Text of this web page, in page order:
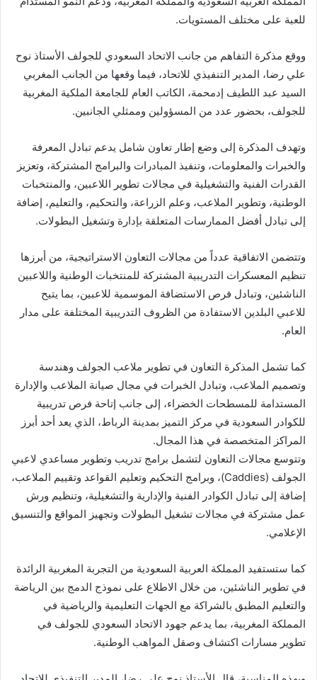
للعبة على مختلف المستويات.
ووقع مذكرة التفاهم من جانب الاتحاد السعودي للجولف الأستاذ نوح
علي رضا، المدير التنفيذي للاتحاد، فيما وقعها من الجانب المغربي
السيد عبد اللطيف إدمحمة، الكاتب العام للجامعة الملكية المغربية
للجولف، بحضور عدد من المسؤولين وممثلي الجانبين.
وتهدف المذكرة إلى وضع إطار تعاون شامل يدعم تبادل المعرفة
والخبرات والمعلومات، وتنفيذ المبادرات والبرامج المشتركة، وتعزيز
القدرات الفنية والتشغيلية في مجالات تطوير اللاعبين، والمنتخبات
الوطنية، وتطوير الملاعب، وعلم الزراعة، والتحكيم، والتعليم، إضافة
إلى تبادل أفضل الممارسات المتعلقة بإدارة وتشغيل البطولات.
وتتضمن الاتفاقية عدداً من مجالات التعاون الاستراتيجية، من أبرزها
تنظيم المعسكرات التدريبية المشتركة للمنتخبات الوطنية واللاعبين
الناشئين، وتبادل فرص الاستضافة الموسمية للاعبين، بما يتيح
للاعبي البلدين الاستفادة من الظروف التدريبية المختلفة على مدار
العام.
كما تشمل المذكرة التعاون في تطوير ملاعب الجولف وهندسة
وتصميم الملاعب، وتبادل الخبرات في مجال صيانة الملاعب والإدارة
المستدامة للمسطحات الخضراء، إلى جانب إتاحة فرص تدريبية
للكوادر السعودية في مركز التميز بمدينة الرباط، الذي يعد أحد أبرز
المراكز المتخصصة في هذا المجال.
وتتوسع مجالات التعاون لتشمل برامج تدريب وتطوير مساعدي لاعبي
الجولف (Caddies)، وبرامج التحكيم وتعليم القواعد وتقييم الملاعب،
إضافة إلى تبادل الكوادر الفنية والإدارية والتشغيلية، وتنظيم ورش
عمل مشتركة في مجالات تشغيل البطولات وتجهيز المواقع والتنسيق
الإعلامي.
كما ستستفيد المملكة العربية السعودية من التجربة المغربية الرائدة
في تطوير الناشئين، من خلال الاطلاع على نموذج الدمج بين الرياضة
والتعليم المطبق بالشراكة مع الجهات التعليمية والرياضية في
المملكة المغربية، بما يدعم جهود الاتحاد السعودي للجولف في
تطوير مسارات اكتشاف وصقل المواهب الوطنية.